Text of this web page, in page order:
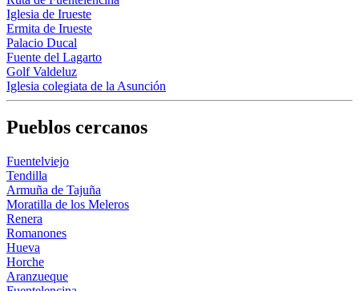
Iglesia de Irueste
Ermita de Irueste
Palacio Ducal
Fuente del Lagarto
Golf Valdeluz
Iglesia colegiata de la Asunción
Pueblos cercanos
Fuentelviejo
Tendilla
Armuña de Tajuña
Moratilla de los Meleros
Renera
Romanones
Hueva
Horche
Aranzueque